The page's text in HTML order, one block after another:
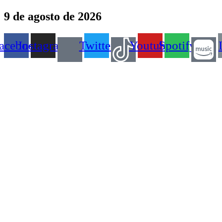
Ir
para
o
conteúdo
9 de agosto de 2026
Instagram Twitter YoutubeSpotify